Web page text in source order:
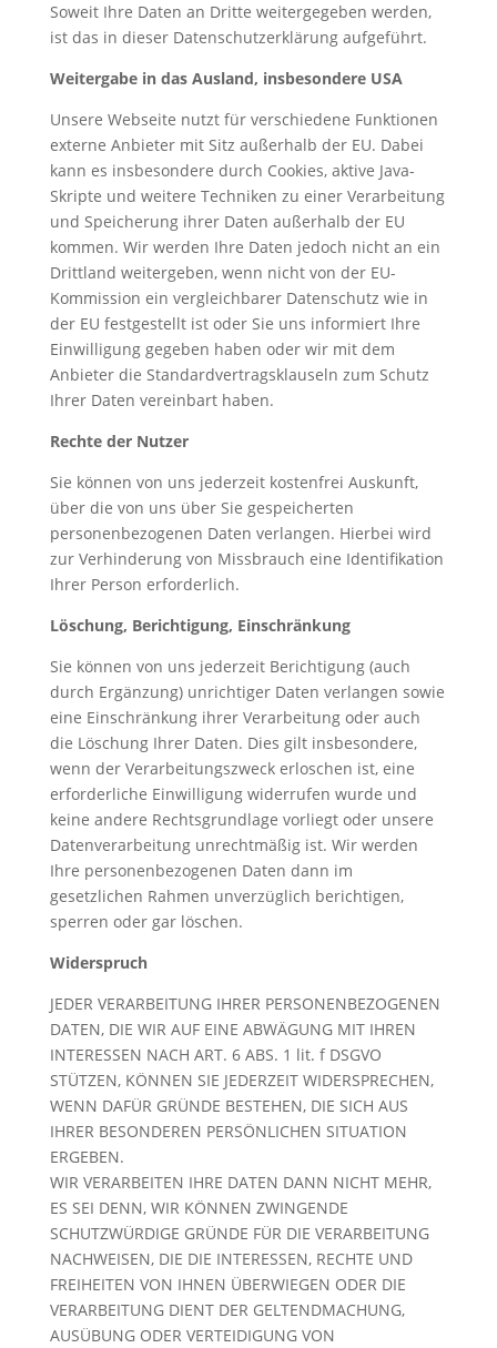
Soweit Ihre Daten an Dritte weitergegeben werden,
ist das in dieser Datenschutzerklärung aufgeführt.
Weitergabe in das Ausland, insbesondere USA
Unsere Webseite nutzt für verschiedene Funktionen
externe Anbieter mit Sitz außerhalb der EU. Dabei
kann es insbesondere durch Cookies, aktive Java-
Skripte und weitere Techniken zu einer Verarbeitung
und Speicherung ihrer Daten außerhalb der EU
kommen. Wir werden Ihre Daten jedoch nicht an ein
Drittland weitergeben, wenn nicht von der EU-
Kommission ein vergleichbarer Datenschutz wie in
der EU festgestellt ist oder Sie uns informiert Ihre
Einwilligung gegeben haben oder wir mit dem
Anbieter die Standardvertragsklauseln zum Schutz
Ihrer Daten vereinbart haben.
Rechte der Nutzer
Sie können von uns jederzeit kostenfrei Auskunft,
über die von uns über Sie gespeicherten
personenbezogenen Daten verlangen. Hierbei wird
zur Verhinderung von Missbrauch eine Identifikation
Ihrer Person erforderlich.
Löschung, Berichtigung, Einschränkung
Sie können von uns jederzeit Berichtigung (auch
durch Ergänzung) unrichtiger Daten verlangen sowie
eine Einschränkung ihrer Verarbeitung oder auch
die Löschung Ihrer Daten. Dies gilt insbesondere,
wenn der Verarbeitungszweck erloschen ist, eine
erforderliche Einwilligung widerrufen wurde und
keine andere Rechtsgrundlage vorliegt oder unsere
Datenverarbeitung unrechtmäßig ist. Wir werden
Ihre personenbezogenen Daten dann im
gesetzlichen Rahmen unverzüglich berichtigen,
sperren oder gar löschen.
Widerspruch
JEDER VERARBEITUNG IHRER PERSONENBEZOGENEN
DATEN, DIE WIR AUF EINE ABWÄGUNG MIT IHREN
INTERESSEN NACH ART. 6 ABS. 1 lit. f DSGVO
STÜTZEN, KÖNNEN SIE JEDERZEIT WIDERSPRECHEN,
WENN DAFÜR GRÜNDE BESTEHEN, DIE SICH AUS
IHRER BESONDEREN PERSÖNLICHEN SITUATION
ERGEBEN.
WIR VERARBEITEN IHRE DATEN DANN NICHT MEHR,
ES SEI DENN, WIR KÖNNEN ZWINGENDE
SCHUTZWÜRDIGE GRÜNDE FÜR DIE VERARBEITUNG
NACHWEISEN, DIE DIE INTERESSEN, RECHTE UND
FREIHEITEN VON IHNEN ÜBERWIEGEN ODER DIE
VERARBEITUNG DIENT DER GELTENDMACHUNG,
AUSÜBUNG ODER VERTEIDIGUNG VON